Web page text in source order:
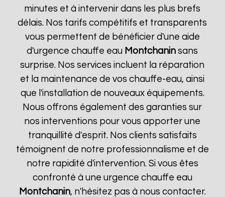
minutes et à intervenir dans les plus brefs
délais. Nos tarifs compétitifs et transparents
vous permettent de bénéficier d'une aide
d'urgence chauffe eau Montchanin sans
surprise. Nos services incluent la réparation
et la maintenance de vos chauffe-eau, ainsi
que l'installation de nouveaux équipements.
Nous offrons également des garanties sur
nos interventions pour vous apporter une
tranquillité d'esprit. Nos clients satisfaits
témoignent de notre professionnalisme et de
notre rapidité d'intervention. Si vous êtes
confronté à une urgence chauffe eau
Montchanin, n'hésitez pas à nous contacter.